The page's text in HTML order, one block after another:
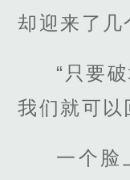
却迎来了几
“只要
我们就可以
一个脸